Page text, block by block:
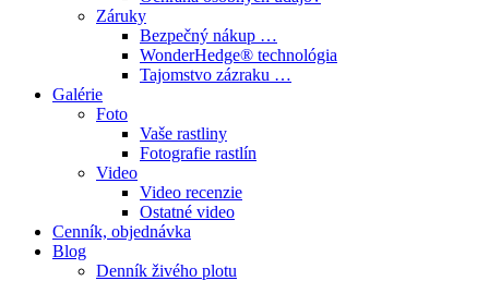
Záruky
Bezpečný nákup …
WonderHedge® technológia
Tajomstvo zázraku …
Galérie
Foto
Vaše rastliny
Fotografie rastlín
Video
Video recenzie
Ostatné video
Cenník, objednávka
Blog
Denník živého plotu